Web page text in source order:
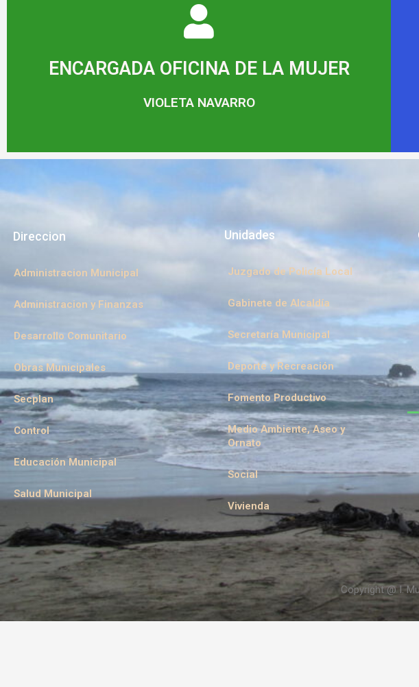
ENCARGADA OFICINA DE LA MUJER
VIOLETA NAVARRO
Direccion
Administracion Municipal
Administracion y Finanzas
Desarrollo Comunitario
Obras Municipales
Secplan
Control
Educación Municipal
Salud Municipal
Unidades
Juzgado de Policía Local
Gabinete de Alcaldía
Secretaría Municipal
Deporte y Recreación
Fomento Productivo
Medio Ambiente, Aseo y
Ornato
Social
Vivienda
Copyright @ I.